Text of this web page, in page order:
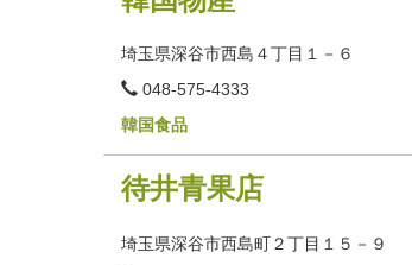
埼玉県深谷市西島４丁目１－６
電
番
号
048-575-4333
韓国食品
待井青果店
埼玉県深谷市西島町２丁目１５－９